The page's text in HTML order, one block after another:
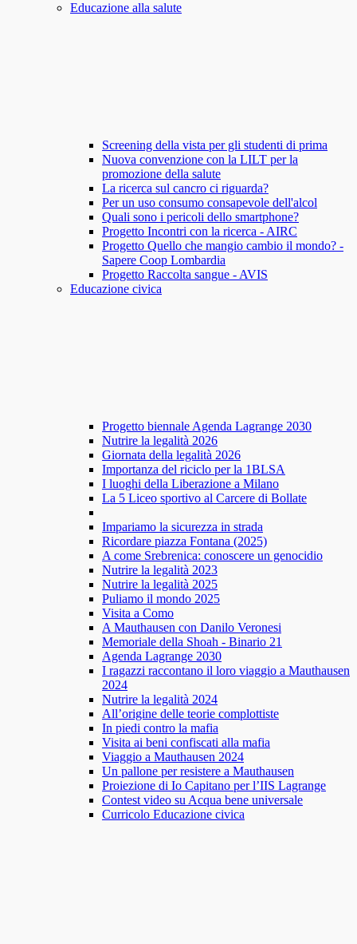
Educazione alla salute
Screening della vista per gli studenti di prima
Nuova convenzione con la LILT per la
promozione della salute
La ricerca sul cancro ci riguarda?
Per un uso consumo consapevole dell'alcol
Quali sono i pericoli dello smartphone?
Progetto Incontri con la ricerca - AIRC
Progetto Quello che mangio cambio il mondo? -
Sapere Coop Lombardia
Progetto Raccolta sangue - AVIS
Educazione civica
Progetto biennale Agenda Lagrange 2030
Nutrire la legalità 2026
Giornata della legalità 2026
Importanza del riciclo per la 1BLSA
I luoghi della Liberazione a Milano
La 5 Liceo sportivo al Carcere di Bollate
Impariamo la sicurezza in strada
Ricordare piazza Fontana (2025)
A come Srebrenica: conoscere un genocidio
Nutrire la legalità 2023
Nutrire la legalità 2025
Puliamo il mondo 2025
Visita a Como
A Mauthausen con Danilo Veronesi
Memoriale della Shoah - Binario 21
Agenda Lagrange 2030
I ragazzi raccontano il loro viaggio a Mauthausen
2024
Nutrire la legalità 2024
All’origine delle teorie complottiste
In piedi contro la mafia
Visita ai beni confiscati alla mafia
Viaggio a Mauthausen 2024
Un pallone per resistere a Mauthausen
Proiezione di Io Capitano per l’IIS Lagrange
Contest video su Acqua bene universale
Curricolo Educazione civica